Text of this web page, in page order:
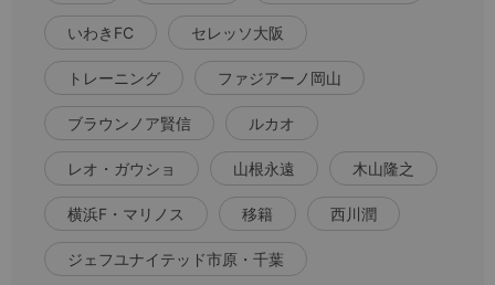
いわきFC セレッソ大阪
トレーニング ファジアーノ岡山
ブラウンノア賢信 ルカオ
レオ・ガウショ 山根永遠 木山隆之
横浜F・マリノス 移籍 西川潤
ジェフユナイテッド市原・千葉